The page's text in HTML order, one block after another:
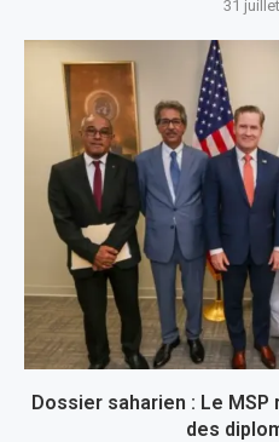
31
Dossier saharien : Le
des